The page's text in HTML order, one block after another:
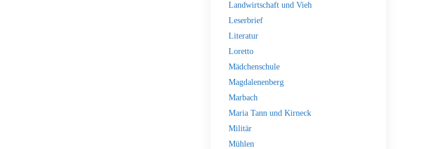
Landwirtschaft und Vieh
Leserbrief
Literatur
Loretto
Mädchenschule
Magdalenenberg
Marbach
Maria Tann und Kirneck
Militär
Mühlen